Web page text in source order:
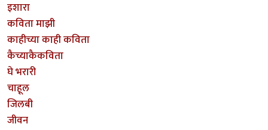
इशारा
कविता माझी
काहीच्या काही कविता
कैच्याकैकविता
घे भरारी
चाहूल
जिलबी
जीवन